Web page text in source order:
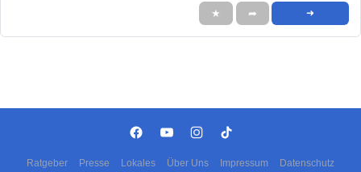
★ ➦ ➜
Ratgeber Presse Lokales Über Uns Impressum Datenschutz